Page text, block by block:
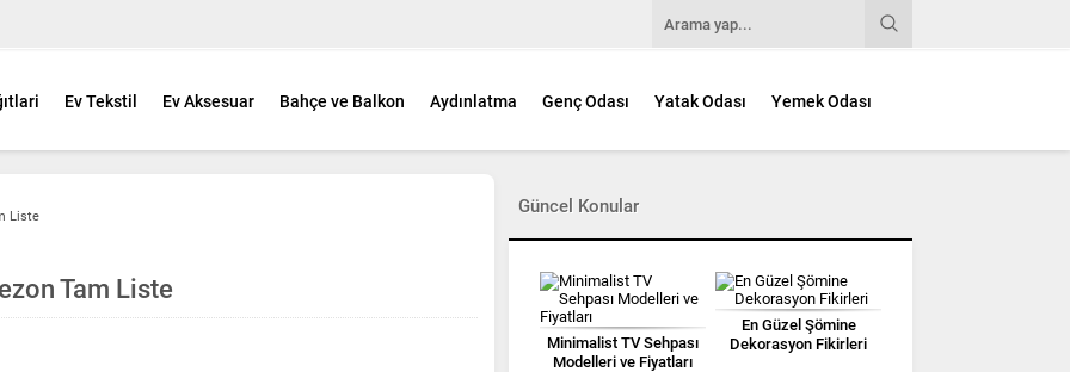
Ev Tekstil Ev Aksesuar Bahçe ve Balkon Aydınlatma Genç Odası Yatak Odası Yemek Odası
Liste
Tam Liste
Güncel Konular
Minimalist TV Sehpası
Modelleri ve Fiyatları
En Güzel Şömine
Dekorasyon Fikirleri